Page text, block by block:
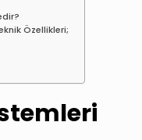
Özellikleri;